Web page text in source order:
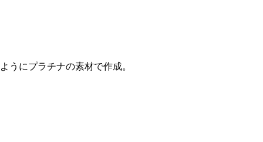
うにプラチナの素材で作成。